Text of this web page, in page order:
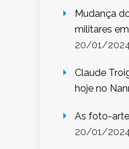
Mudança
militares
20/01/
Claude
hoje no
As foto-
20/01/